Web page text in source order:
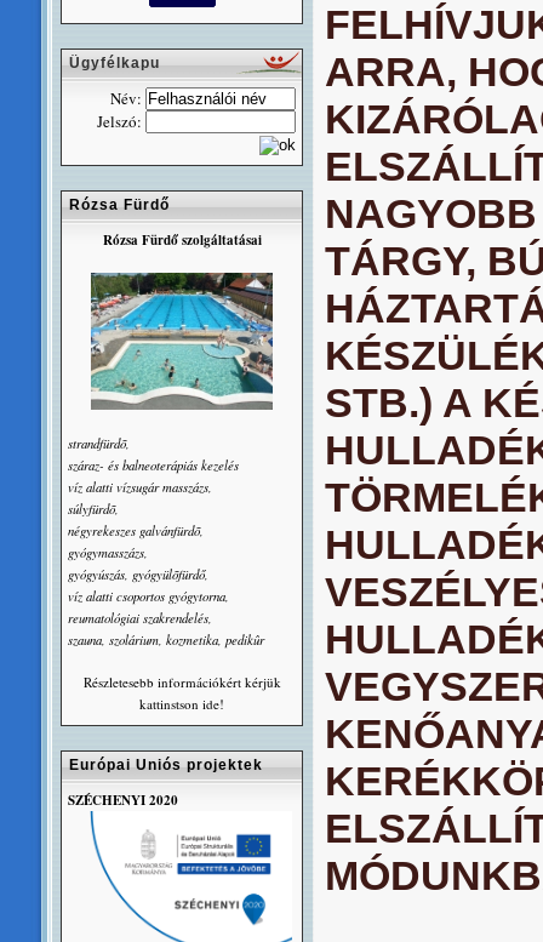
ARRA,
TÁRGY,
STB.) A
Ügyfélkapu
Név:
Jelszó:
Rózsa Fürdő
Rózsa Fürdő szolgáltatásai
strandfürdõ,
száraz- és balneoterápiás kezelés
víz alatti vízsugár masszázs,
súlyfürdõ,
négyrekeszes galvánfürdõ,
gyógymasszázs,
gyógyúszás, gyógyülõfürdő,
víz alatti csoportos gyógytorna,
reumatológiai szakrendelés,
szauna, szolárium, kozmetika, pedikûr
Részletesebb információkért kérjük
kattinstson ide!
Európai Uniós projektek
SZÉCHENYI 2020